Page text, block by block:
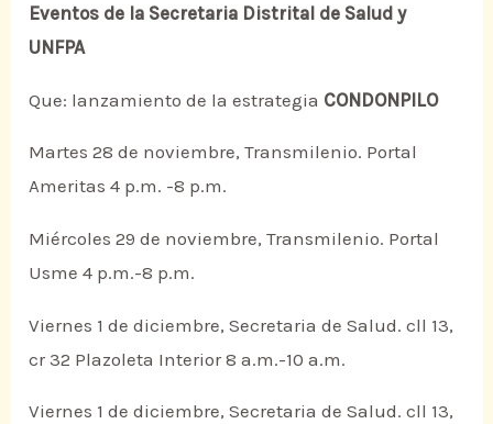
Eventos de la Secretaria Distrital de Salud y
UNFPA
Que: lanzamiento de la estrategia CONDONPILO
Martes 28 de noviembre, Transmilenio. Portal
Ameritas 4 p.m. -8 p.m.
Miércoles 29 de noviembre, Transmilenio. Portal
Usme 4 p.m.-8 p.m.
Viernes 1 de diciembre, Secretaria de Salud. cll 13,
cr 32 Plazoleta Interior 8 a.m.-10 a.m.
Viernes 1 de diciembre, Secretaria de Salud. cll 13,